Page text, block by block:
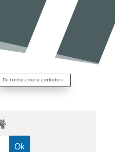
Démarches pour les particuliers